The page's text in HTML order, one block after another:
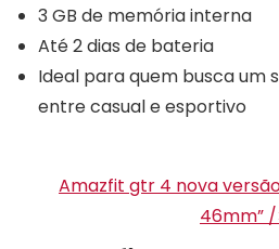
3 GB de memória interna
Até 2 dias de bateria
Ideal para quem busca
entre casual e esportivo
Amazfit gtr 4 nova
46mm” /